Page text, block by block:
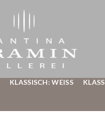
KLASSISCH: WEISS